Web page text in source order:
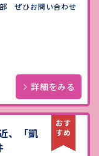
ぜひお問い合わせ
詳細をみる
、「凱